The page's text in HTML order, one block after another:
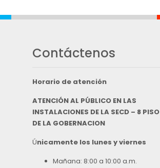
Contáctenos
Horario de atención
ATENCIÓN AL PÚBLICO EN LAS
INSTALACIONES DE LA SECD – 8 PISO
DE LA GOBERNACION
Únicamente los lunes y viernes
Mañana: 8:00 a 10:00 a.m.